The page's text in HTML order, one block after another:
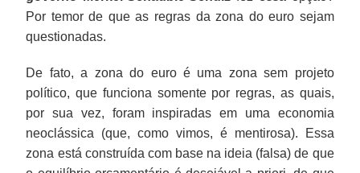
Por temor de que as regras da zona do euro sejam
questionadas.
De fato, a zona do euro é uma zona sem projeto
político, que funciona somente por regras, as quais,
por sua vez, foram inspiradas em uma economia
neoclássica (que, como vimos, é mentirosa). Essa
zona está construída com base na ideia (falsa) de que